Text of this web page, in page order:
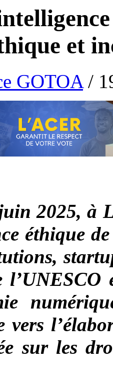
et
GOTOA/
2025, à
éthique
l’UNESCO
vers
sur les